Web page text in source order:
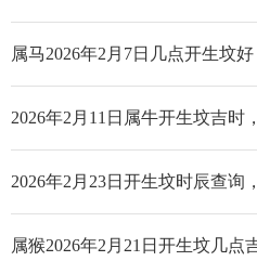
属马2026年2月7日几点开生坟
2026年2月23日开生坟时辰查询